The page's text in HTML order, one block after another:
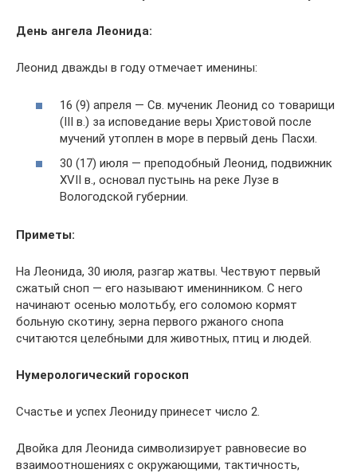
День ангела Леонида:
Леонид дважды в году отмечает именины:
16 (9) апреля — Св. мученик Леонид со товарищи
(III в.) за исповедание веры Христовой после
мучений утоплен в море в первый день Пасхи.
30 (17) июля — преподобный Леонид, подвижник
XVII в., основал пустынь на реке Лузе в
Вологодской губернии.
Приметы:
На Леонида, 30 июля, разгар жатвы. Чествуют первый
сжатый сноп — его называют именинником. С него
начинают осенью молотьбу, его соломою кормят
больную скотину, зерна первого ржаного снопа
считаются целебными для животных, птиц и людей.
Нумерологический гороскоп
Счастье и успех Леониду принесет число 2.
Двойка для Леонида символизирует равновесие во
взаимоотношениях с окружающими, тактичность,